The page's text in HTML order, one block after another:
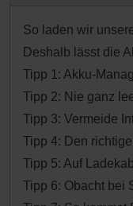
So laden wir
Deshalb lässt die
Tipp 1: Akku-
Tipp 2: Nie ganz
Tipp 3: Vermeide
Tipp 4: Den
Tipp 5: Auf
Tipp 6: Obacht bei